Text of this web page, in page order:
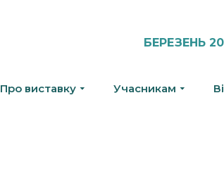
БЕРЕЗЕНЬ
Про виставку Учасникам